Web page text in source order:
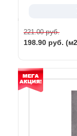
221.00руб.
198.90 руб.